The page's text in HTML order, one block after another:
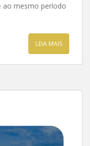
ao mesmo período
LEIA MAIS